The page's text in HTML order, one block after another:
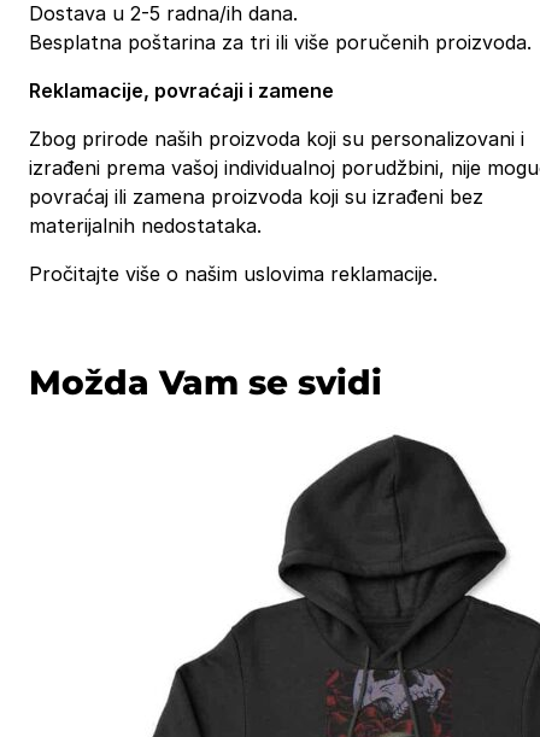
Dostava u 2-5 radna/ih dana.
Besplatna poštarina za tri ili više poručenih proizvoda.
Reklamacije, povraćaji i zamene
Zbog prirode naših proizvoda koji su personalizovani i
izrađeni prema vašoj individualnoj porudžbini, nije
povraćaj ili zamena proizvoda koji su izrađeni bez
materijalnih nedostataka.
Pročitajte više o našim uslovima reklamacije.
Možda Vam se svidi